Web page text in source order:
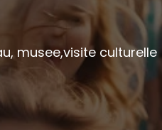
musee,visite culturelle